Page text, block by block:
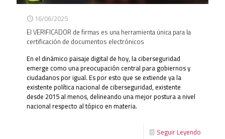
16/06/2025
El VERIFICADOR de firmas es una herramienta única para la
certificación de documentos electrónicos
En el dinámico paisaje digital de hoy, la ciberseguridad
emerge como una preocupación central para gobiernos y
ciudadanos por igual. Es por esto que se extiende ya la
existente política nacional de ciberseguridad, existente
desde 2015 al menos, delineando una mejor postura a nivel
nacional respecto al tópico en materia.
Seguir Leyendo